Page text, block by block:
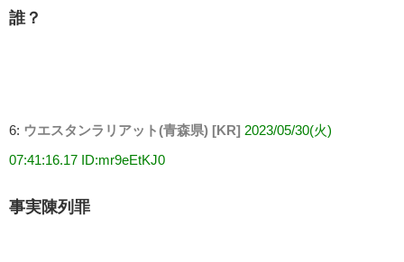
誰？
6: ウエスタンラリアット(青森県) [KR] 2023/05/30(火)
07:41:16.17 ID:mr9eEtKJ0
事実陳列罪